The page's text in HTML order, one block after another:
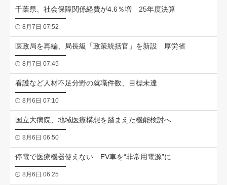
千葉県、社会保障関係経費が4.6％増 25年度決算
8月7日 07:52
医政局を再編、局長級「政策統括官」を新設 厚労省
8月7日 07:45
看護など人材不足分野の就職件数、目標未達
8月6日 07:10
国立大病院、地域医療構想を踏まえた機能検討へ
8月6日 06:50
停電で医療機器使えない EV車を“非常用電源”に
8月6日 06:25